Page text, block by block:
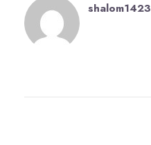
shalom1423